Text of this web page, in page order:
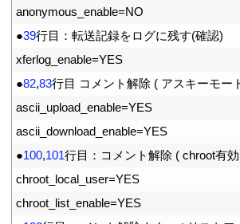
anonymous_enable=NO
●39行目：転送記録をログに残す(確認)
xferlog_enable=YES
●82,83行目 コメント解除 ( アスキーモー
ascii_upload_enable=YES
ascii_download_enable=YES
●100,101行目：コメント解除 ( chroot有効
chroot_local_user=YES
chroot_list_enable=YES